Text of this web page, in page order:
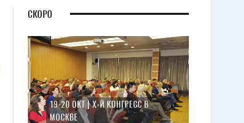
СКОРО
19-20 ОКТ | X-Й КОНГРЕСС В
МОСКВЕ